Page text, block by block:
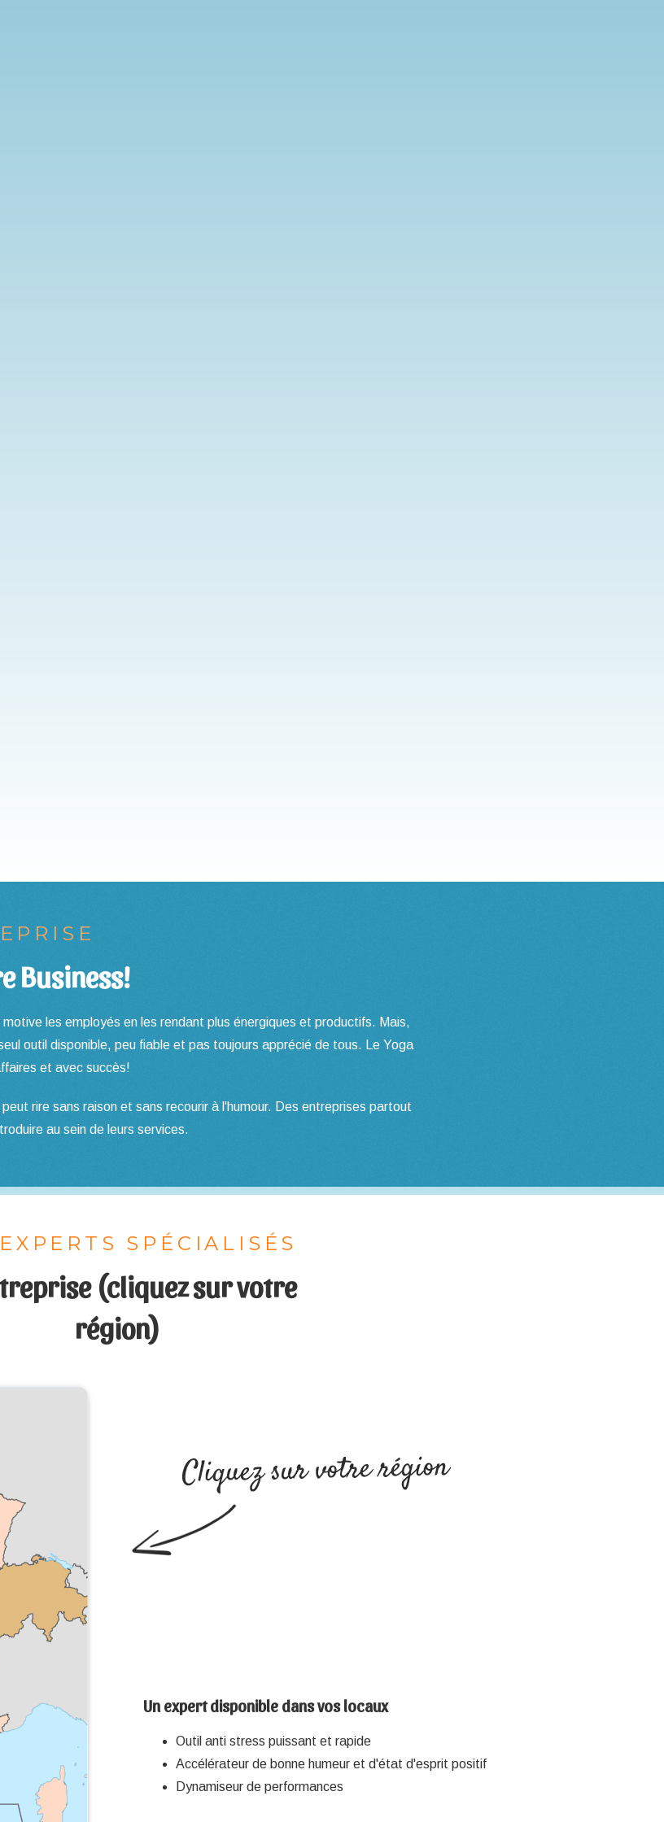
Business!
les employés en les rendant plus énergiques et productifs. Mais,
outil disponible, peu fiable et pas toujours apprécié de tous. Le Yoga
et avec succès!
rire sans raison et sans recourir à l'humour. Des entreprises partout
au sein de leurs services.
SPÉCIALISÉS
(cliquez sur votre
région)
Un expert disponible dans vos locaux
Outil anti stress puissant et rapide
Accélérateur de bonne humeur et d'état d'esprit positif
Dynamiseur de performances